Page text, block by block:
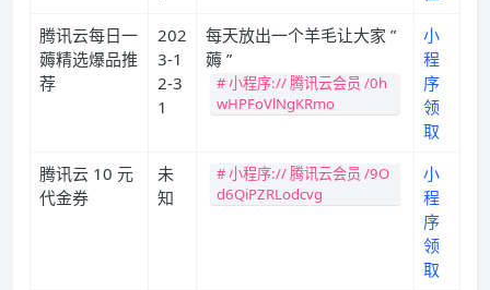
腾讯云每日一
薅精选爆品推
荐
202
3-1
2-3
1
每天放出一个羊毛让大家 ”
薅 ”
# 小程序:// 腾讯云会员 /0h
wHPFoVlNgKRmo
小
程
序
领
取
腾讯云 10 元
代金券
未
知
# 小程序:// 腾讯云会员 /9O
d6QiPZRLodcvg
小
程
序
领
取